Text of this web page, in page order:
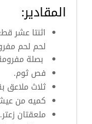
المقادير:
اثنتا عشر
لحم لحم
بصلة
فص ثوم.
ثلاث
كميه من
ملعقتان زعتر.